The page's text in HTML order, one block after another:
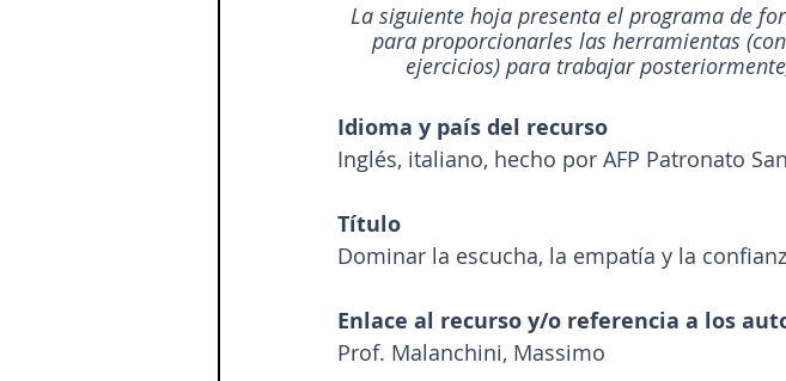
La siguiente hoja presenta el programa de
para proporcionarles las herramientas
ejercicios) para trabajar
Idioma y país del recurso
Inglés, italiano, hecho por AFP Patronato
Título
Dominar la escucha, la empatía y la
Enlace al recurso y/o referencia a los
Prof. Malanchini, Massimo